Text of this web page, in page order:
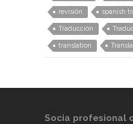
revisión spanish
Traducción
translation
Socia profesional